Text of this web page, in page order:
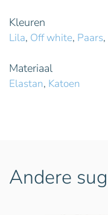
Kleuren
Lila, Off white, Paars,
Materiaal
Elastan, Katoen
Andere